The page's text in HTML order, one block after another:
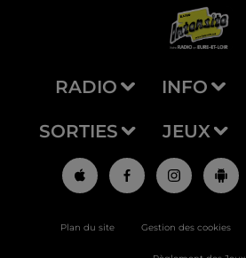
RADIO INFO
SORTIES JEUX
Plan du site Gestion des cookies